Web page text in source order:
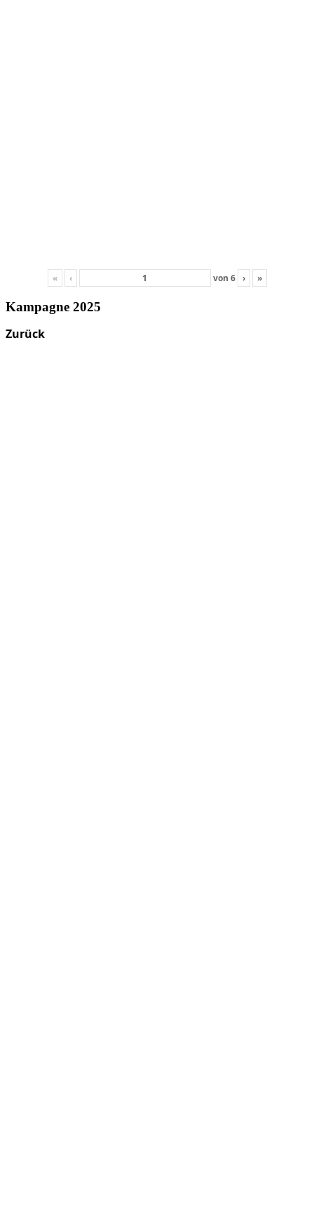
« ‹ von 6 › »
Kampagne 2025
Zurück